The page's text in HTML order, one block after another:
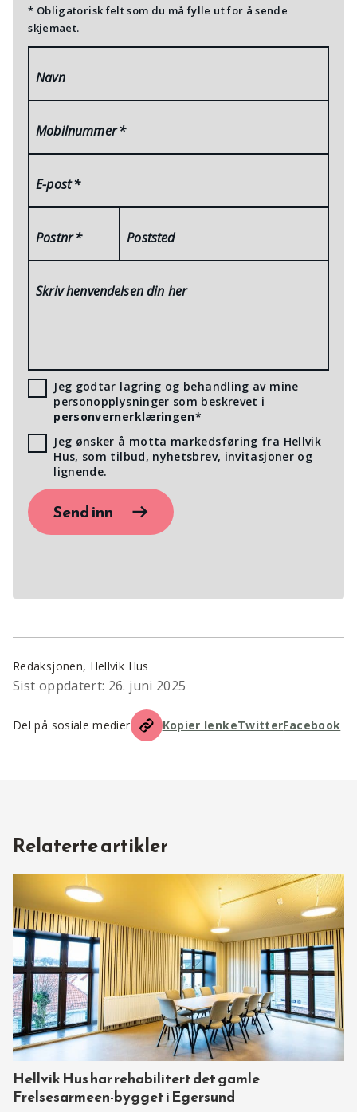
* Obligatorisk felt som du må fylle ut for å sende
skjemaet.
Navn
Mobilnummer*
E-post*
Postnr* Poststed
Skriv henvendelsen din her
Jeg godtar lagring og behandling av mine
personopplysninger som beskrevet i
personvernerklæringen*
Jeg ønsker å motta markedsføring fra Hellvik
Hus, som tilbud, nyhetsbrev, invitasjoner og
lignende.
Send inn
Redaksjonen, Hellvik Hus
Sist oppdatert: 26. juni 2025
Del på sosiale medier Kopier lenkeTwitterFacebook
Relaterte artikler
Hellvik Hus har rehabilitert det gamle
Frelsesarmeen-bygget i Egersund